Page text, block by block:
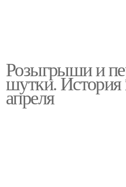
Розыгрыши и
шутки. История
апреля